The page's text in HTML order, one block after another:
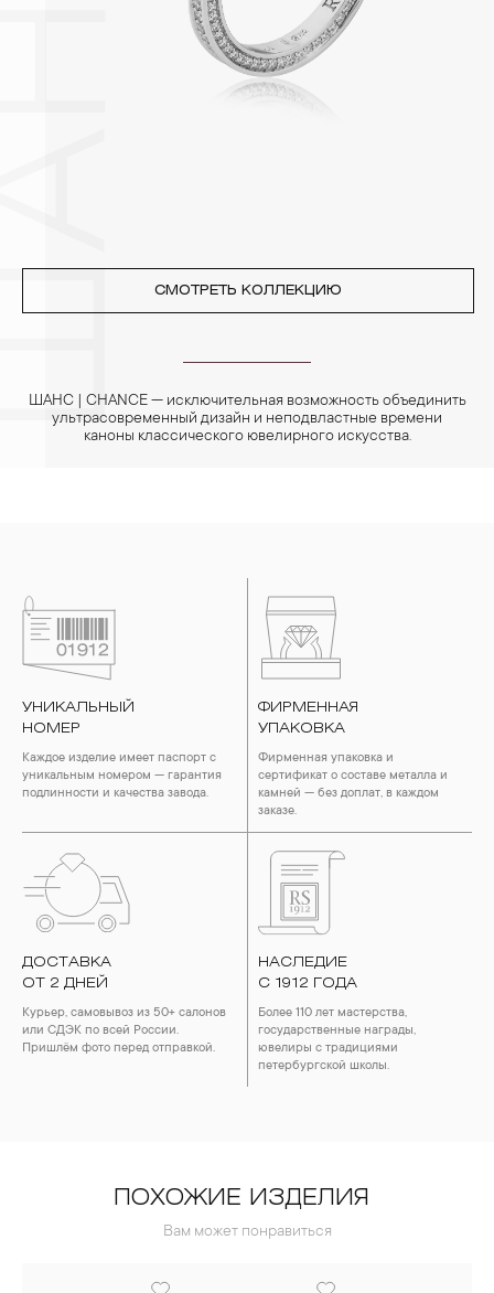
3. Ни в коем случае не храните украшения в ванной комнате.
Особенно беречь от воздействия влаги, необходимо
позолоченные изделия. Также высокую влажность плохо
переносят жемчуг, бирюза, малахит и янтарь.
СМОТРЕТЬ КОЛЛЕКЦИЮ
ШАНС | CHANCE — исключительная возможность объединить
ультрасовременный дизайн и неподвластные времени
каноны классического ювелирного искусства.
УНИКАЛЬНЫЙ
НОМЕР
Каждое изделие имеет паспорт с
уникальным номером — гарантия
подлинности и качества завода.
ФИРМЕННАЯ
УПАКОВКА
Фирменная упаковка и
сертификат о составе металла и
камней — без доплат, в каждом
заказе.
ДОСТАВКА
ОТ 2 ДНЕЙ
Курьер, самовывоз из 50+ салонов
или СДЭК по всей России.
Пришлём фото перед отправкой.
НАСЛЕДИЕ
С 1912 ГОДА
Более 110 лет мастерства,
государственные награды,
ювелиры с традициями
петербургской школы.
ПОХОЖИЕ ИЗДЕЛИЯ
Вам может понравиться